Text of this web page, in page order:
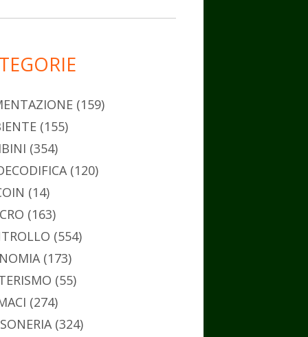
(159)
(155)
(354)
(120)
(14)
(163)
(554)
(173)
(55)
(274)
(324)